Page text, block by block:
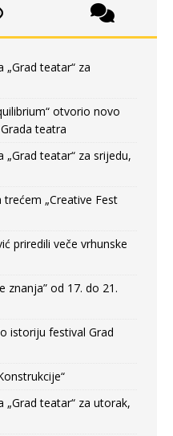
teatar“ za
otvorio novo
teatra
teatar“ za srijedu,
trećem „Creative Fest
priredili veče vrhunske
znanja” od 17. do 21.
istoriju festival Grad
teatar“ za utorak,